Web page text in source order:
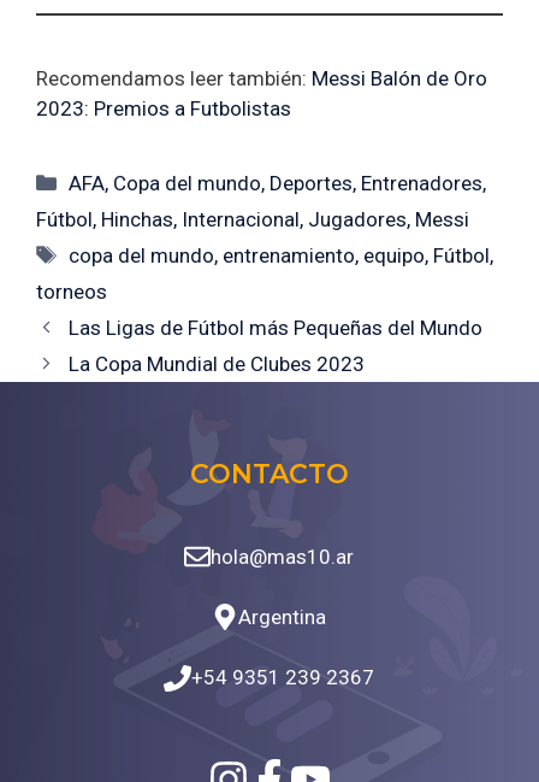
Recomendamos leer también: Messi Balón de Oro
2023: Premios a Futbolistas
Categorías
AFA, Copa del mundo, Deportes, Entrenadores,
Fútbol, Hinchas, Internacional, Jugadores, Messi
Etiquetas
copa del mundo, entrenamiento, equipo, Fútbol,
torneos
Las Ligas de Fútbol más Pequeñas del Mundo
La Copa Mundial de Clubes 2023
CONTACTO
hola@mas10.ar
Argentina
+54 9351 239 2367